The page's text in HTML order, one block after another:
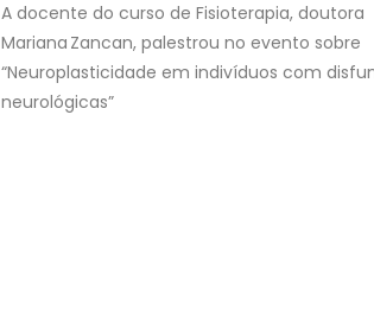
A docente do curso de Fisioterapia, doutora
Mariana Zancan, palestrou no evento sobre
“Neuroplasticidade em indivíduos com
neurológicas”